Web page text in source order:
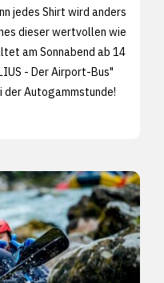
jedes Shirt wird anders
dieser wertvollen wie
am Sonnabend ab 14
- Der Airport-Bus"
der Autogammstunde!